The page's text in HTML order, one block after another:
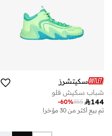
سكيتشرز
شباب سكيش فلو
144
355
-60%
تم بيع أكثر من 30 مؤخرا